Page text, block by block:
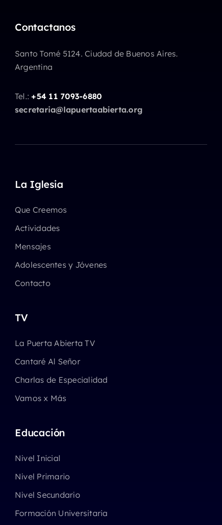
Contactanos
Santo Tomé 5124. Ciudad de Buenos Aires.
Argentina
Tel.:+54 11 7093-6880
secretaria@lapuertaabierta.org
La Iglesia
Que Creemos
Actividades
Mensajes
Adolescentes y Jóvenes
Contacto
TV
La Puerta Abierta TV
Cantaré Al Señor
Charlas de Especialidad
Vamos x Más
Educación
Nivel Inicial
Nivel Primario
Nivel Secundario
Formación Universitaria